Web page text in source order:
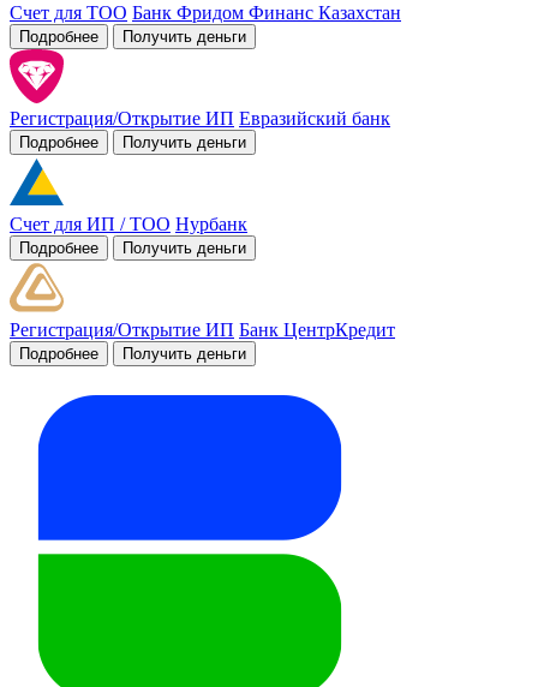
Счет для ТОО Банк Фридом Финанс Казахстан
Подробнее Получить деньги
Регистрация/Открытие ИП Евразийский банк
Подробнее Получить деньги
Счет для ИП / ТОО Нурбанк
Подробнее Получить деньги
Регистрация/Открытие ИП Банк ЦентрКредит
Подробнее Получить деньги